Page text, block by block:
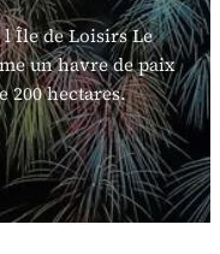
l Île de Loisirs Le
un havre de paix
200 hectares.